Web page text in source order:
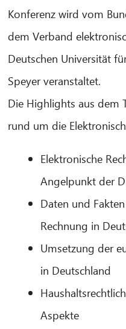
Konferenz wird vom
dem Verband
Deutschen Universität
Speyer veranstaltet.
Die Highlights aus dem
rund um die
Elektronische
Angelpunkt der
Daten und
Rechnung in
Umsetzung der
in Deutschland
Aspekte
CIB AI ChatBot